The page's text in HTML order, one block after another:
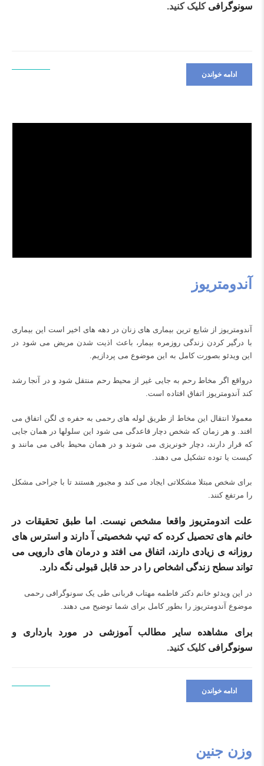
سونوگرافیکلیک کنید.
ادامه خواندن
آندومتریوز
آندومتریوز از شایع ترین بیماری های زنان در دهه های اخیر است این بیماری
با درگیر کردن زندگی روزمره بیمار، باعث اذیت شدن مریض می شود در
این ویدئو بصورت کامل به این موضوع می پردازیم.
درواقع اگر مخاط رحم به جایی غیر از محیط رحم منتقل شود و در آنجا رشد
کند آندومتریوز اتفاق افتاده است.
معمولا انتقال این مخاط از طریق لوله های رحمی به حفره ی لگن اتفاق می
افند. و هر زمان که شخص دچار قاعدگی می شود این سلولها در همان جایی
که قرار دارند، دچار خونریزی می شوند و در همان محیط باقی می مانند و
کیست یا توده تشکیل می دهند.
برای شخص مبتلا مشکلاتی ایجاد می کند و مجبور هستند تا با جراحی مشکل
را مرتفع کنند.
علت اندومتریوز واقعا مشخص نیست. اما طبق تحقیقات در
خانم های تحصیل کرده که تیپ شخصیتی آ دارند و استرس های
روزانه ی زیادی دارند، اتفاق می افتد و درمان های دارویی می
تواند سطح زندگی اشخاص را در حد قابل قبولی نگه دارد.
در این ویدئو خانم دکتر فاطمه مهتاب قربانی طی یک سونوگرافی رحمی
موضوع آندومتریوز را بطور کامل برای شما توضیح می دهند.
برای مشاهده سایر مطالب آموزشی در مورد بارداری و
سونوگرافیکلیک کنید.
ادامه خواندن
وزن جنین